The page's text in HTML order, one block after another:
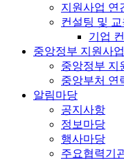
지원사업 연
컨설팅 및 교
기업
중앙정부 지원사업
중앙정부 지
중앙부처 연
알림마당
공지사항
정보마당
행사마당
주요협력기